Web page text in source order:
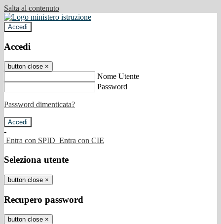
Salta al contenuto
Accedi
Accedi
button close ×
Nome Utente
Password
Password dimenticata?
-
Entra con SPID Entra con CIE
Seleziona utente
button close ×
Recupero password
button close ×